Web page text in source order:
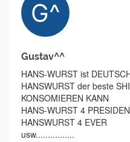
Gustav^^
HANS-WURST ist
HANSWURST der beste
KONSOMIEREN KANN
HANS-WURST 4
HANSWURST 4 EVER
usw................